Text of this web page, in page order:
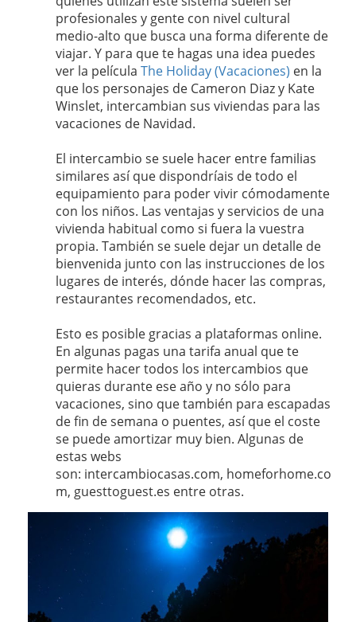
profesionales y gente con nivel cultural
medio-alto que busca una forma diferente de
viajar. Y para que te hagas una idea puedes
ver la película The Holiday (Vacaciones) en la
que los personajes de Cameron Diaz y Kate
Winslet, intercambian sus viviendas para las
vacaciones de Navidad.
El intercambio se suele hacer entre familias
similares así que dispondríais de todo el
equipamiento para poder vivir cómodamente
con los niños. Las ventajas y servicios de una
vivienda habitual como si fuera la vuestra
propia. También se suele dejar un detalle de
bienvenida junto con las instrucciones de los
lugares de interés, dónde hacer las compras,
restaurantes recomendados, etc.
Esto es posible gracias a plataformas online.
En algunas pagas una tarifa anual que te
permite hacer todos los intercambios que
quieras durante ese año y no sólo para
vacaciones, sino que también para escapadas
de fin de semana o puentes, así que el coste
se puede amortizar muy bien. Algunas de
estas webs
son: intercambiocasas.com, homeforhome.co
m, guesttoguest.es entre otras.